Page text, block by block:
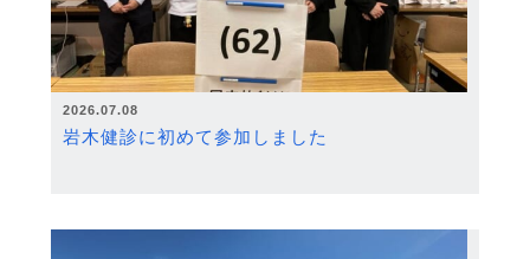
2026.07.08
岩木健診に初めて参加しました